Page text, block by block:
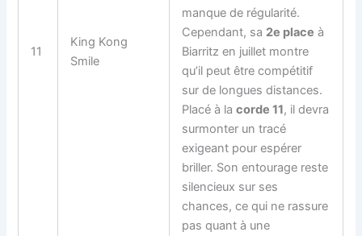
11
King Kong
Smile
manque de régularité.
Cependant, sa 2e place à
Biarritz en juillet montre
qu’il peut être compétitif
sur de longues distances.
Placé à lacorde 11, il devra
surmonter un tracé
exigeant pour espérer
briller. Son entourage reste
silencieux sur ses
chances, ce qui ne rassure
pas quant à une